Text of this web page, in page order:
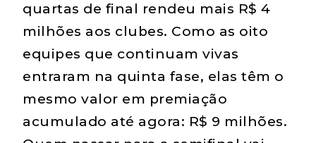
quartas de final rendeu mais R$ 4
milhões aos clubes. Como as oito
equipes que continuam vivas
entraram na quinta fase, elas têm o
mesmo valor em premiação
acumulado até agora: R$ 9 milhões.